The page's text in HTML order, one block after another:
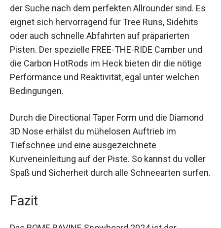
auf der Suche nach dem perfekten Allrounder
sind. Es eignet sich hervorragend für Tree Runs,
Sidehits oder auch schnelle Abfahrten auf
präparierten Pisten. Der spezielle FREE-THE-RIDE
Camber und die Carbon HotRods im Heck bieten
dir die nötige Performance und Reaktivität, egal
unter welchen Bedingungen.
Durch die Directional Taper Form und die Diamond
3D Nose erhälst du mühelosen Auftrieb im
Tiefschnee und eine ausgezeichnete
Kurveneinleitung auf der Piste. So kannst du
voller Spaß und Sicherheit durch alle Schneearten